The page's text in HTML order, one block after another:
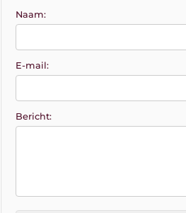
Naam:
E-mail:
Bericht: